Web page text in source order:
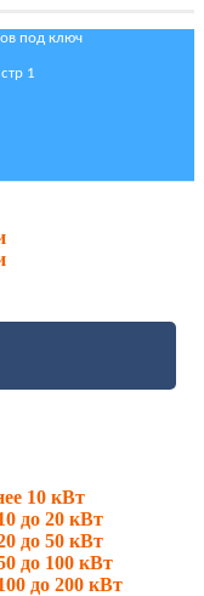
под ключ
1
10 кВт
до 20 кВт
до 50 кВт
до 100 кВт
до 200 кВт